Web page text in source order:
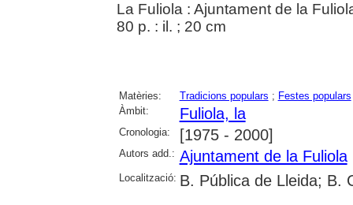
La Fuliola : Ajuntament de la
80 p. : il. ; 20 cm
Matèries: Tradicions populars ; Festes populars
Àmbit:
Fuliola, la
Cronologia: [1975 - 2000]
Autors add.: Ajuntament de la Fuliola
Localització: B. Pública de Lleida; B.